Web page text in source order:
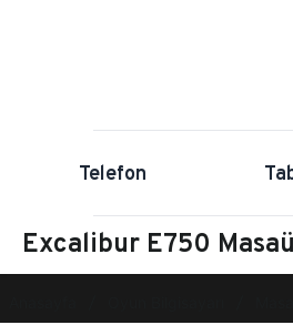
Telefon
Excalibur E750